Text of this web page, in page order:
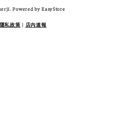
Powered byEasyStore
隱私政策 | 店內速報